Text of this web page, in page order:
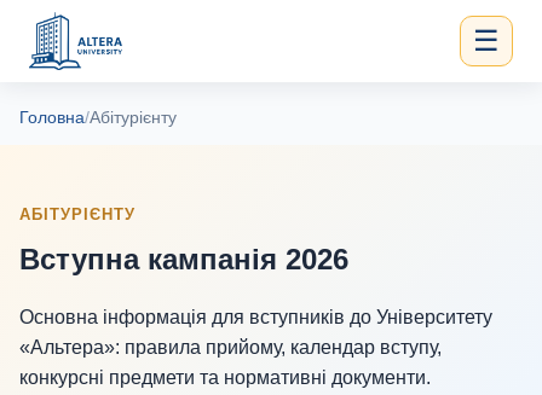
☰
Головна/Абітурієнту
АБІТУРІЄНТУ
Вступна кампанія 2026
Основна інформація для вступників до Університету
«Альтера»: правила прийому, календар вступу,
конкурсні предмети та нормативні документи.